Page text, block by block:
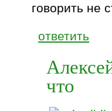
говорить не
ответить
что